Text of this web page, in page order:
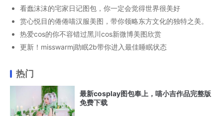
看蠢沫沫的宅家日记图包，你一定会觉得世界很美好
赏心悦目的倦倦喵汉服美图，带你领略东方文化的独特之美。
热爱cos的你不容错过黑川cos新微博美图欣赏
更新！misswarmj助眠2b带你进入最佳睡眠状态
热门
最新cosplay图包奉上，喵小吉作品完整版
免费下载